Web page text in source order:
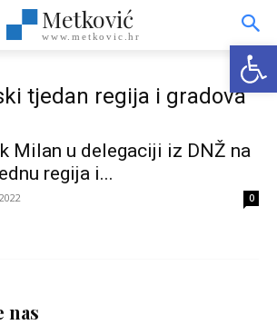
Metković
www.metkovic.hr
tjedan regija i gradova
Milan u delegaciji iz DNŽ na
regija i...
0
nas